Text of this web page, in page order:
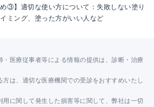
め③】適切な使い方について：失敗しない塗り
ミング、塗った方がいい人など
・医療従事者等による情報の提供は、診断・治療
方は、適切な医療機関での受診をおすすめいたし
用に関して発生した損害等に関して、弊社は一切